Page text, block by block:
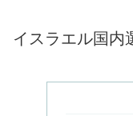
イスラエル国内